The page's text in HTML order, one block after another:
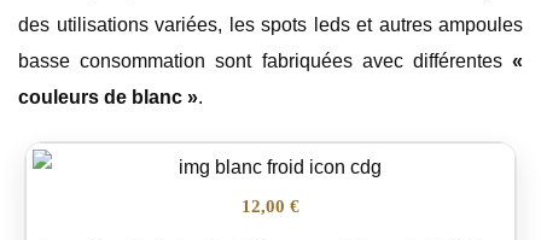
des utilisations variées, les spots leds et autres ampoules
basse consommation sont fabriquées avec différentes «
couleurs de blanc ».
12,00 €